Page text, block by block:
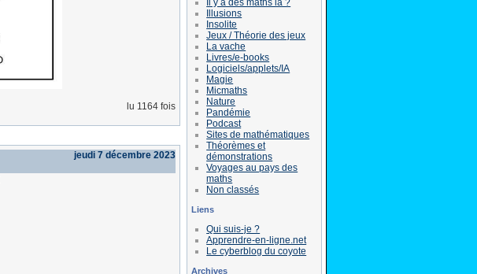
lu 1164 fois
jeudi 7 décembre 2023
Illusions
Insolite
Jeux / Théorie des jeux
La vache
Livres/e-books
Logiciels/applets/IA
Magie
Micmaths
Nature
Pandémie
Podcast
Sites de mathématiques
Théorèmes et
démonstrations
Voyages au pays des
maths
Non classés
Liens
Qui suis-je ?
Apprendre-en-ligne.net
Le cyberblog du coyote
Archives